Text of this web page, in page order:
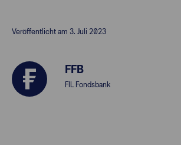
Anlegende
Newsletter
Veröffentlicht am 3. Juli 2023
FFB
FIL Fondsbank